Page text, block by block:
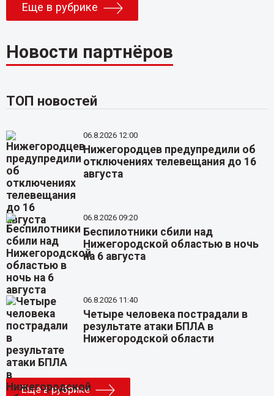
Еще в рубрике
Новости партнёров
ТОП новостей
06.8.2026 12:00
Нижегородцев предупредили об
отключениях телевещания до 16
августа
06.8.2026 09:20
Беспилотники сбили над
Нижегородской областью в ночь
на 6 августа
06.8.2026 11:40
Четыре человека пострадали в
результате атаки БПЛА в
Нижегородской области
Еще в рубрике